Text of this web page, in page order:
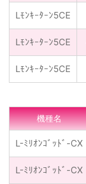
Lﾓﾝｷｰﾀｰﾝ5CE
Lﾓﾝｷｰﾀｰﾝ5CE
Lﾓﾝｷｰﾀｰﾝ5CE
機種名
L-ﾐﾘｵﾝｺﾞｯﾄﾞ-CX
L-ﾐﾘｵﾝｺﾞｯﾄﾞ-CX